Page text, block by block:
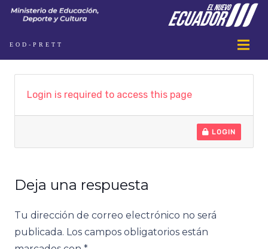
EOD-PRETT
Login is required to access this page
LOGIN
Deja una respuesta
Tu dirección de correo electrónico no será
publicada. Los campos obligatorios están